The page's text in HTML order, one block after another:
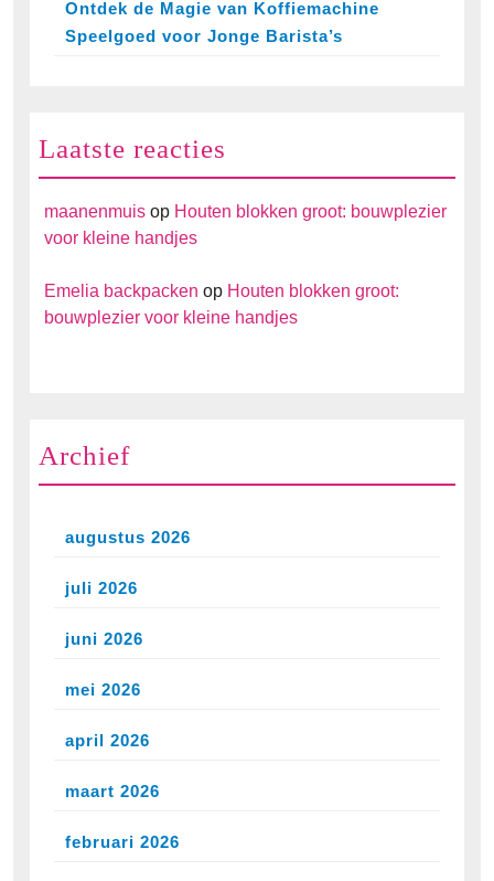
Ontdek de Magie van Koffiemachine
Speelgoed voor Jonge Barista’s
Laatste reacties
maanenmuis op Houten blokken groot: bouwplezier
voor kleine handjes
Emelia backpacken op Houten blokken groot:
bouwplezier voor kleine handjes
Archief
augustus 2026
juli 2026
juni 2026
mei 2026
april 2026
maart 2026
februari 2026